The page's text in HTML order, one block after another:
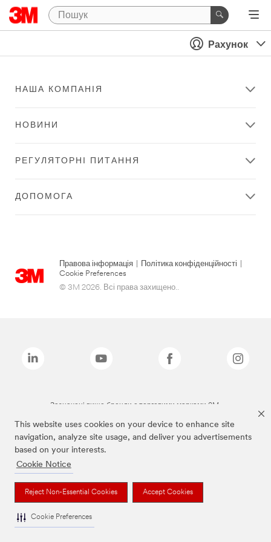
This website uses cookies on your device to enhance site
navigation, analyze site usage, and deliver you advertisements
based on your interests.
Cookie Notice
Reject Non-Essential Cookies Accept Cookies
Cookie Preferences
Рахунок
НАША КОМПАНІЯ
НОВИНИ
РЕГУЛЯТОРНІ ПИТАННЯ
ДОПОМОГА
Правова інформація Політика конфіденційності
Cookie Preferences
© 3M 2026. Всі права захищено..
Зазначені вище бренди є торговими марками 3M.